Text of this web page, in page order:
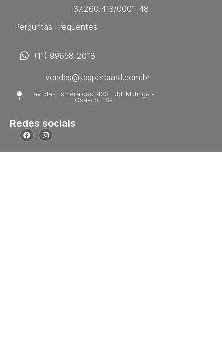
37.260.418/0001-48
Perguntas Frequentes
(11) 99658-2018
vendas@kasperbrasil.com.br
av. das Esmeraldas, 433 - Jd. Mutinga -
Osasco - SP
Redes sociais